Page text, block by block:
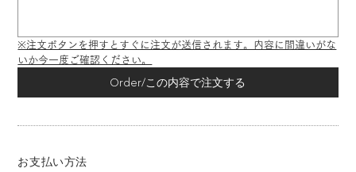
※注文ボタンを押すとすぐに注文が送信されます。内容に間違いがな
いか今一度ご確認ください。
Order/この内容で注文する
お支払い方法